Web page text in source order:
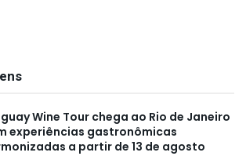
Wine Tour chega ao Rio de Janeiro
experiências gastronômicas
a partir de 13 de agosto